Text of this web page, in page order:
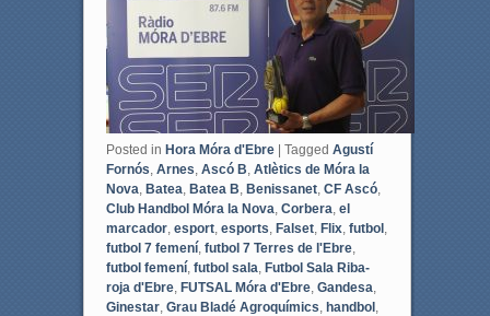
Posted in Hora Móra d'Ebre | Tagged Agustí
Fornós Arnes Ascó B Atlètics de Móra la
Nova Batea Batea B Benissanet, CF Ascó,
Club Handbol Móra la Nova Corbera el
marcador, esport, esports Falset, Flix, futbol,
futbol 7 femení, futbol 7 Terres de l'Ebre,
futbol femení, futbol sala Futbol Sala Riba-
roja d'Ebre, FUTSAL Móra d'Ebre, Gandesa
Ginestar, Grau Bladé Agroquímics handbol,